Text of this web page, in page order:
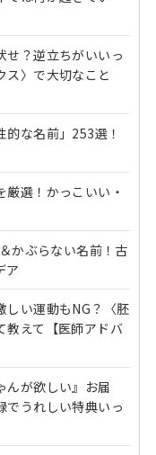
せ？逆立ちがいいっ
ス〉で大切なこと
な名前」253選！
選！かっこいい・
かぶらない名前！古
ア
しい運動もNG？〈胚
教えて【医師アドバ
んが欲しい』お届
でうれしい特典いっ